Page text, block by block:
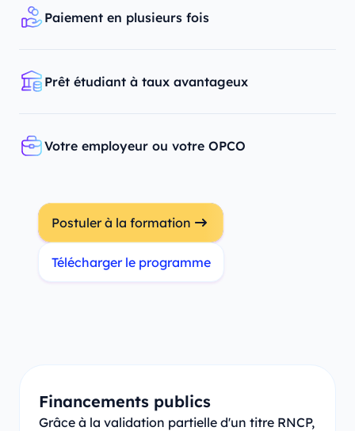
Paiement en plusieurs fois
Prêt étudiant à taux avantageux
Votre employeur ou votre OPCO
Postuler à la formation
Télécharger le programme
Financements publics
Grâce à la validation partielle d'un titre RNCP,